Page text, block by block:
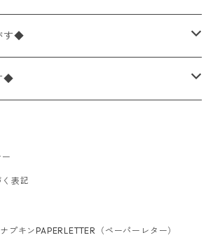
ン
イズ）
柄
菜・ドリンク柄
ンビエンテ
Design
ーフレア
す◆
◆
表記
プキンPAPERLETTER（ペーパーレター）